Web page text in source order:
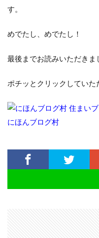
す。
めでたし、めでたし！
最後までお読みいただきま
ポチッとクリックしていた
にほんブログ村